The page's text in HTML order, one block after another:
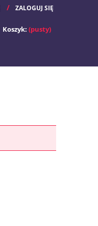
ZALOGUJ SIĘ
Koszyk: (pusty)